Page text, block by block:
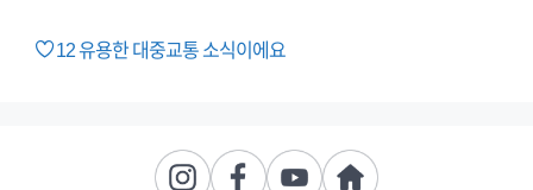
12유용한 대중교통 소식이에요